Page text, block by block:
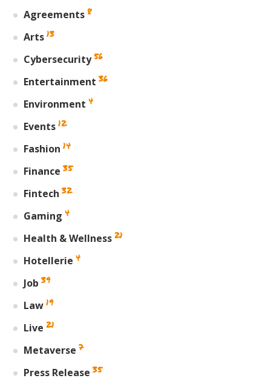
Agreements 8
Arts 13
Cybersecurity 56
Entertainment 36
Environment 4
Events 12
Fashion 14
Finance 35
Fintech 32
Gaming 4
Health & Wellness 21
Hotellerie 4
Job 39
Law 19
Live 21
Metaverse 7
Press Release 35